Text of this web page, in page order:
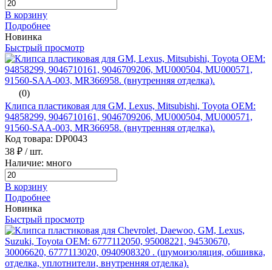
В корзину
Подробнее
Новинка
Быстрый просмотр
(0)
Клипса пластиковая для GM, Lexus, Mitsubishi, Toyota ОЕМ:
94858299, 9046710161, 9046709206, MU000504, MU000571,
91560-SAA-003, MR366958. (внутренняя отделка).
Код товара: DP0043
38 ₽ / шт.
Наличие: много
В корзину
Подробнее
Новинка
Быстрый просмотр